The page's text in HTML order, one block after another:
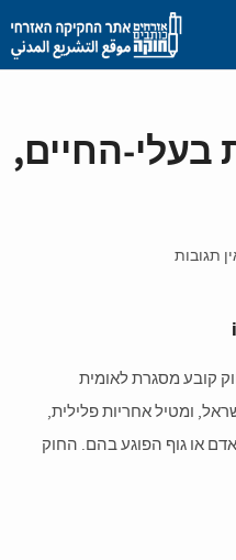
תגובות
קובע מסגרת לאומית
ומטיל אחריות פלילית,
או גוף הפוגע בהם. החוק